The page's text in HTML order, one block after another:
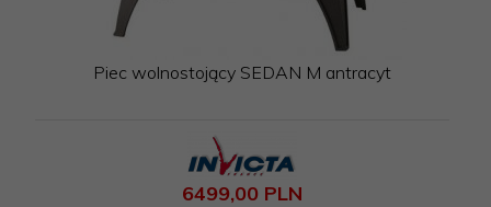
Piec wolnostojący SEDAN M antracyt
6499,00 PLN